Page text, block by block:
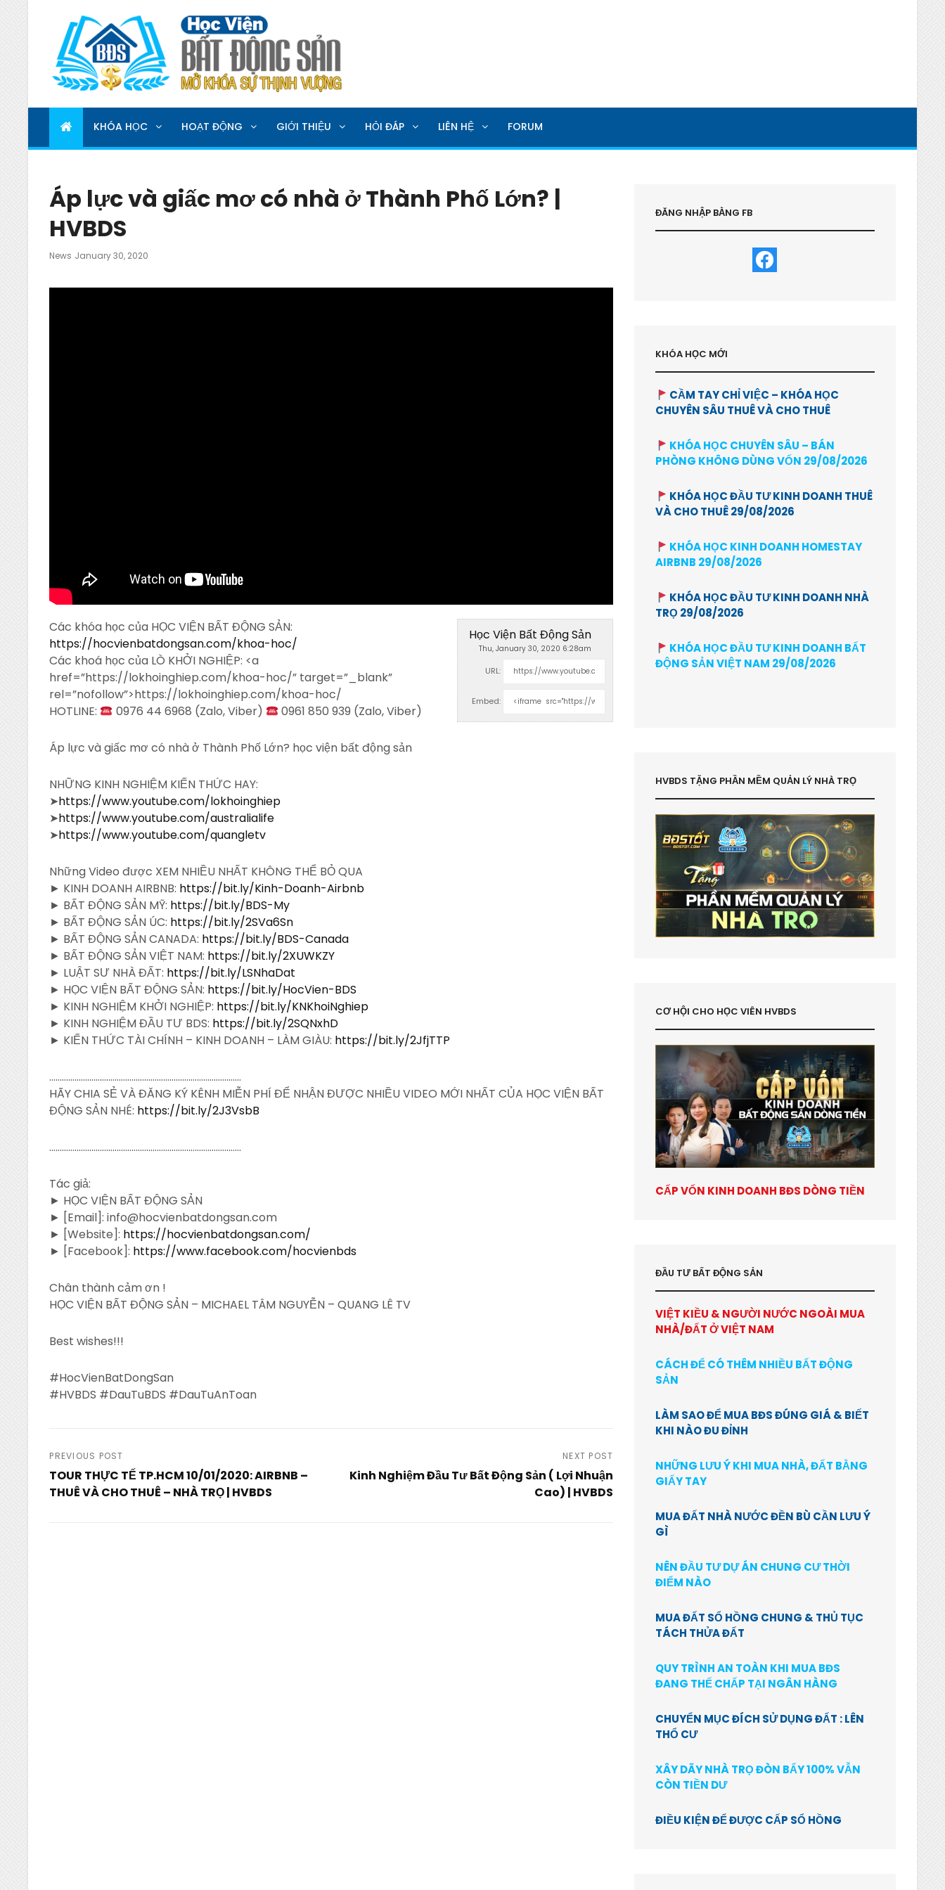
HỌC VIỆN BẤT ĐỘNG SẢN
MỞ KHOÁ SỰ THỊNH VƯỢNG
KHÓA HỌC HOẠT ĐỘNG GIỚI THIỆU HỎI ĐÁP LIÊN HỆ FORUM
Áp lực và giấc mơ có nhà ở Thành Phố Lớn? |
HVBDS
News Posted
January 30, 2020
Học Viện Bất Động Sản
Thu, January 30, 2020 6:28am
URL:
Embed:
Các khóa học của HỌC VIỆN BẤT ĐỘNG SẢN:
https://hocvienbatdongsan.com/khoa-hoc/
Các khoá học của LÒ KHỞI NGHIỆP: <a
href=”https://lokhoinghiep.com/khoa-hoc/” target=”_blank”
rel=”nofollow”>https://lokhoinghiep.com/khoa-hoc/
HOTLINE:
0976 44 6968 (Zalo, Viber) 0961 850 939 (Zalo, Viber)
Áp lực và giấc mơ có nhà ở Thành Phố Lớn? học viện bất động sản
NHỮNG KINH NGHIỆM KIẾN THỨC HAY:
➤https://www.youtube.com/lokhoinghiep
➤https://www.youtube.com/australialife
➤https://www.youtube.com/quangletv
Những Video được XEM NHIỀU NHẤT KHÔNG THỂ BỎ QUA
► KINH DOANH AIRBNB: https://bit.ly/Kinh-Doanh-Airbnb
► BẤT ĐỘNG SẢN MỸ: https://bit.ly/BDS-My
► BẤT ĐỘNG SẢN ÚC: https://bit.ly/2SVa6Sn
► BẤT ĐỘNG SẢN CANADA: https://bit.ly/BDS-Canada
► BẤT ĐỘNG SẢN VIỆT NAM: https://bit.ly/2XUWKZY
► LUẬT SƯ NHÀ ĐẤT: https://bit.ly/LSNhaDat
► HỌC VIỆN BẤT ĐỘNG SẢN: https://bit.ly/HocVien-BDS
► KINH NGHIỆM KHỞI NGHIỆP: https://bit.ly/KNKhoiNghiep
► KINH NGHIỆM ĐẦU TƯ BDS: https://bit.ly/2SQNxhD
► KIẾN THỨC TÀI CHÍNH – KINH DOANH – LÀM GIÀU: https://bit.ly/2JfjTTP
……………………………………………………………………………….
HÃY CHIA SẺ VÀ ĐĂNG KÝ KÊNH MIỄN PHÍ ĐỂ NHẬN ĐƯỢC NHIỀU VIDEO MỚI NHẤT CỦA HỌC VIỆN BẤT
ĐỘNG SẢN NHÉ: https://bit.ly/2J3VsbB
……………………………………………………………………………….
Tác giả:
► HỌC VIỆN BẤT ĐỘNG SẢN
► [Email]: info@hocvienbatdongsan.com
► [Website]: https://hocvienbatdongsan.com/
► [Facebook]: https://www.facebook.com/hocvienbds
Chân thành cảm ơn !
HỌC VIỆN BẤT ĐỘNG SẢN – MICHAEL TÂM NGUYỄN – QUANG LÊ TV
Best wishes!!!
#HocVienBatDongSan
#HVBDS #DauTuBDS #DauTuAnToan
Post
navigation
PREVIOUS POST
TOUR THỰC TẾ TP.HCM 10/01/2020: AIRBNB –
THUÊ VÀ CHO THUÊ – NHÀ TRỌ | HVBDS
NEXT POST
Kinh Nghiệm Đầu Tư Bất Động Sản ( Lợi Nhuận
Cao) | HVBDS
ĐĂNG NHẬP BẰNG FB
KHÓA HỌC MỚI
CẦM TAY CHỈ VIỆC – KHÓA HỌC
CHUYÊN SÂU THUÊ VÀ CHO THUÊ
KHÓA HỌC CHUYÊN SÂU – BÁN
PHÒNG KHÔNG DÙNG VỐN 29/08/2026
KHÓA HỌC ĐẦU TƯ KINH DOANH THUÊ
VÀ CHO THUÊ 29/08/2026
KHÓA HỌC KINH DOANH HOMESTAY
AIRBNB 29/08/2026
KHÓA HỌC ĐẦU TƯ KINH DOANH NHÀ
TRỌ 29/08/2026
KHÓA HỌC ĐẦU TƯ KINH DOANH BẤT
ĐỘNG SẢN VIỆT NAM 29/08/2026
HVBDS TẶNG PHẦN MỀM QUẢN LÝ NHÀ TRỌ
CƠ HỘI CHO HỌC VIÊN HVBDS
CẤP VỐN KINH DOANH BĐS DÒNG TIỀN
ĐẦU TƯ BẤT ĐỘNG SẢN
VIỆT KIỀU & NGƯỜI NƯỚC NGOÀI MUA
NHÀ/ĐẤT Ở VIỆT NAM
CÁCH ĐỂ CÓ THÊM NHIỀU BẤT ĐỘNG
SẢN
LÀM SAO ĐỂ MUA BĐS ĐÚNG GIÁ & BIẾT
KHI NÀO ĐU ĐỈNH
NHỮNG LƯU Ý KHI MUA NHÀ, ĐẤT BẰNG
GIẤY TAY
MUA ĐẤT NHÀ NƯỚC ĐỀN BÙ CẦN LƯU Ý
GÌ
NÊN ĐẦU TƯ DỰ ÁN CHUNG CƯ THỜI
ĐIỂM NÀO
MUA ĐẤT SỔ HỒNG CHUNG & THỦ TỤC
TÁCH THỬA ĐẤT
QUY TRÌNH AN TOÀN KHI MUA BĐS
ĐANG THẾ CHẤP TẠI NGÂN HÀNG
CHUYỂN MỤC ĐÍCH SỬ DỤNG ĐẤT : LÊN
THỔ CƯ
XÂY DÃY NHÀ TRỌ ĐÒN BẨY 100% VẪN
CÒN TIỀN DƯ
ĐIỀU KIỆN ĐỂ ĐƯỢC CẤP SỔ HỒNG